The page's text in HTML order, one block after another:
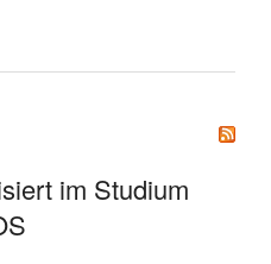
im Studium